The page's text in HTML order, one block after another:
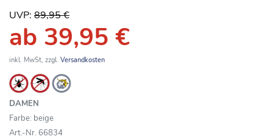
UVP: 89,95 €
ab 39,95 €
inkl. MwSt, zzgl. Versandkosten
DAMEN
Farbe: beige
Art.-Nr. 66834